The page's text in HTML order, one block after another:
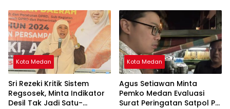
Wewenang
Narkoba
Kota Medan
Sri Rezeki Kritik Sistem
Regsosek, Minta Indikator
Desil Tak Jadi Satu-
Kota Medan
Agus Setiawan Minta
Pemko Medan Evaluasi
Surat Peringatan Satpol PP